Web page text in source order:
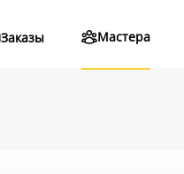
Заказы Мастера